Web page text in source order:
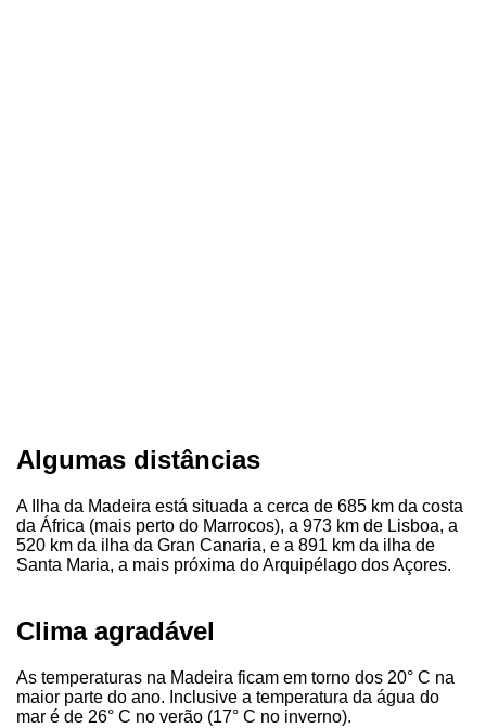
Algumas distâncias
A Ilha da Madeira está situada a cerca de 685 km da costa
da África (mais perto do Marrocos), a 973 km de Lisboa, a
520 km da ilha da Gran Canaria, e a 891 km da ilha de
Santa Maria, a mais próxima do Arquipélago dos Açores.
Clima agradável
As temperaturas na Madeira ficam em torno dos 20° C na
maior parte do ano. Inclusive a temperatura da água do
mar é de 26° C no verão (17° C no inverno).